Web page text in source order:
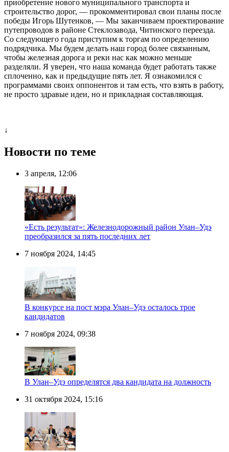
приобретение нового муниципального транспорта и
строительство дорог, — прокомментировал свои планы после
победы Игорь Шутенков, — Мы заканчиваем проектирование
путепроводов в районе Стеклозавода, Читинского переезда.
Со следующего года приступим к торгам по определению
подрядчика. Мы будем делать наш город более связанным,
чтобы железная дорога и реки нас как можно меньше
разделяли. Я уверен, что наша команда будет работать также
сплоченно, как и предыдущие пять лет. Я ознакомился с
программами своих оппонентов и там есть, что взять в работу,
не просто здравые идеи, но и прикладная составляющая.
↓
Новости по теме
3 апреля, 12:06
«Есть результат»: Железнодорожный район Улан–Удэ
преобразился за пять последних лет
7 ноября 2024, 14:45
В конкурсе на пост мэра Улан–Удэ осталось трое
кандидатов
7 ноября 2024, 09:38
В Улан–Удэ определятся два кандидата на должность
31 октября 2024, 15:16